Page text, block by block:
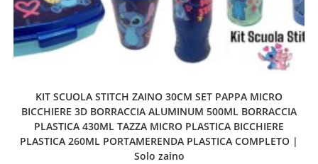
KIT SCUOLA STITCH ZAINO 30CM SET PAPPA MICRO
BICCHIERE 3D BORRACCIA ALUMINUM 500ML BORRACCIA
PLASTICA 430ML TAZZA MICRO PLASTICA BICCHIERE
PLASTICA 260ML PORTAMERENDA PLASTICA COMPLETO |
Solo zaino